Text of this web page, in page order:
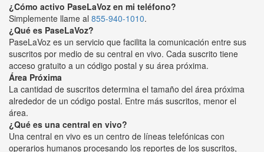
¿Cómo activo PaseLaVoz en mi teléfono?
Simplemente llame al 855-940-1010.
¿Qué es PaseLaVoz?
PaseLaVoz es un servicio que facilita la comunicación entre sus
suscritos por medio de su central en vivo. Cada suscrito tiene
acceso gratuito a un código postal y su área próxima.
Área Próxima
La cantidad de suscritos determina el tamaño del área próxima
alrededor de un código postal. Entre más suscritos, menor el
área.
¿Qué es una central en vivo?
Una central en vivo es un centro de líneas telefónicas con
operarios humanos procesando los reportes de los suscritos,